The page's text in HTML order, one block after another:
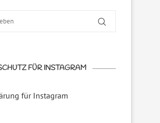
FÜR INSTAGRAM
für Instagram